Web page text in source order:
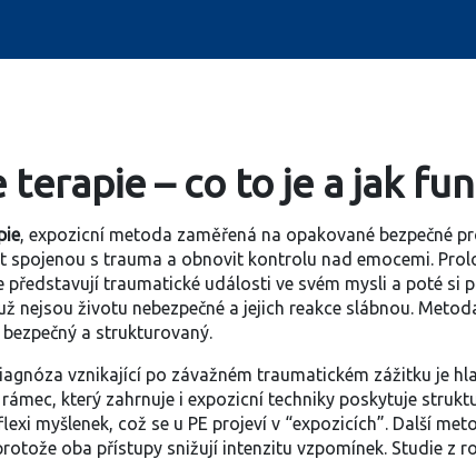
terapie – co to je a jak
, expozicní metoda zaměřená na opakované bezpečné
spojenou s trauma a obnovit kontrolu nad emocemi.
představují traumatické události ve svém mysli a poté
nejsou životu nebezpečné a jejich reakce slábnou.
a strukturovaný.
vznikající po závažném traumatickém zážitku je
který zahrnuje i expozicní techniky poskytuje
myšlenek, což se u PE projeví v “expozicích”. Další
oba přístupy snižují intenzitu vzpomínek. Studie z